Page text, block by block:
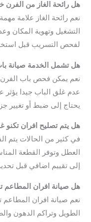
هل رائحة الغاز من الفرن
نعم رائحة الغاز علامة
التشغيل وتهوية المكان
لفحص التسريب قبل
هل تشمل الخدمة صيانة
نعم يمكن فحص باب الفرن
عدم غلق الباب جيدا يؤثر
يحتاج إلى ضبط أو تغيير
هل يتم تصليح افران تكنو
في كثير من الحالات يتم
العطل وتوفر القطعة
إلى تقييم اضافي قبل
هل صيانة افران المطاعم
نعم صيانة افران المطاعم
الطويل وتراكم الدهون